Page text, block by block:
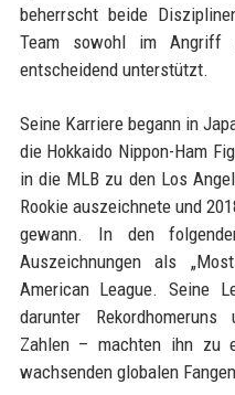
beherrscht beide
Team sowohl im Angriff
entscheidend unterstützt.
Seine Karriere begann in
die Hokkaido Nippon-Ham
in die MLB zu den Los
Rookie auszeichnete und
gewann. In den
Auszeichnungen als
American League. Seine
darunter
Zahlen – machten ihn zu
wachsenden globalen